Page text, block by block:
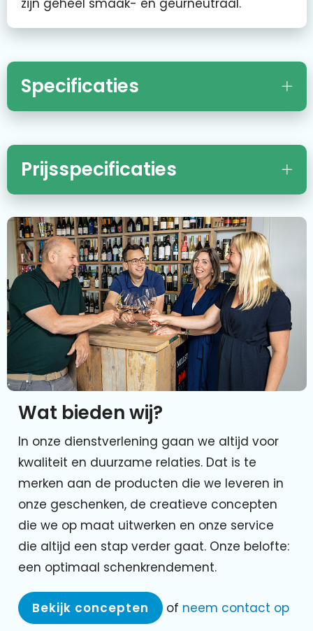
zijn geheel smaak- en geurneutraal.
Specificaties
Prijsspecificaties
Wat bieden wij?
In onze dienstverlening gaan we altijd voor
kwaliteit en duurzame relaties. Dat is te
merken aan de producten die we leveren in
onze geschenken, de creatieve concepten
die we op maat uitwerken en onze service
die altijd een stap verder gaat. Onze belofte:
een optimaal schenkrendement.
Bekijk concepten of neem contact op